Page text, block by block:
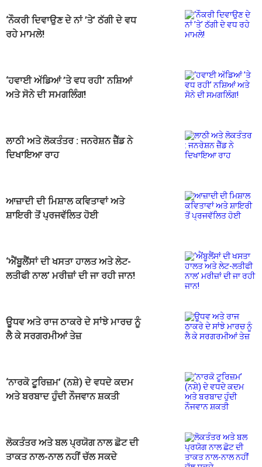
‘ਨੌਕਰੀ ਦਿਵਾਉਣ ਦੇ ਨਾਂ ’ਤੇ’ ਠੱਗੀ ਦੇ ਵਧ
ਰਹੇ ਮਾਮਲੇ!
‘ਹਵਾਈ ਅੱਡਿਆਂ ’ਤੇ ਵਧ ਰਹੀ’ ਨਸ਼ਿਆਂ
ਅਤੇ ਸੋਨੇ ਦੀ ਸਮਗਲਿੰਗ!
ਲਾਠੀ ਅਤੇ ਲੋਕਤੰਤਰ : ਜਨਰੇਸ਼ਨ ਜ਼ੈੱਡ ਨੇ
ਦਿਖਾਇਆ ਰਾਹ
ਆਜ਼ਾਦੀ ਦੀ ਮਿਸ਼ਾਲ ਕਵਿਤਾਵਾਂ ਅਤੇ
ਸ਼ਾਇਰੀ ਤੋਂ ਪ੍ਰਜਵੱਲਿਤ ਹੋਈ
‘ਐਂਬੂਲੈਂਸਾਂ ਦੀ ਖਸਤਾ ਹਾਲਤ ਅਤੇ ਲੇਟ-
ਲਤੀਫੀ ਨਾਲ’ ਮਰੀਜ਼ਾਂ ਦੀ ਜਾ ਰਹੀ ਜਾਨ!
ਊਧਵ ਅਤੇ ਰਾਜ ਠਾਕਰੇ ਦੇ ਸਾਂਝੇ ਮਾਰਚ ਨੂੰ
ਲੈ ਕੇ ਸਰਗਰਮੀਆਂ ਤੇਜ਼
‘ਨਾਰਕੋ ਟੂਰਿਜ਼ਮ’ (ਨਸ਼ੇ) ਦੇ ਵਧਦੇ ਕਦਮ
ਅਤੇ ਬਰਬਾਦ ਹੁੰਦੀ ਨੌਜਵਾਨ ਸ਼ਕਤੀ
ਲੋਕਤੰਤਰ ਅਤੇ ਬਲ ਪ੍ਰਯੋਗ ਨਾਲ ਛੋਟ ਦੀ
ਤਾਕਤ ਨਾਲ-ਨਾਲ ਨਹੀਂ ਚੱਲ ਸਕਦੇ